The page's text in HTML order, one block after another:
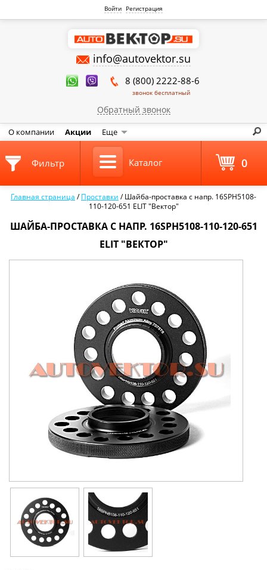
Войти Регистрация
info@autovektor.su
8 (800) 2222-88-6
звонок бесплатный
Обратный звонок
О компании Акции Еще
Главная страница /Проставки /Шайба-проставка с напр. 16SPH5108-
110-120-651 ELIT "Вектор"
ШАЙБА-ПРОСТАВКА С НАПР. 16SPH5108-110-120-651
ELIT "ВЕКТОР"
Фильтр Каталог 0